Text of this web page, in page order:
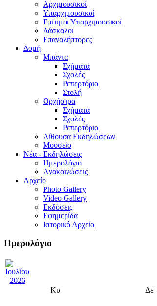
Aρχιμουσικοί
Υπαρχιμουσικοί
Επίτιμοι Υπαρχιμουσικοί
Δάσκαλοι
Επαναλήπτορες
Δομή
Μπάντα
Σχήματα
Σχολές
Ρεπερτόριο
Στολή
Ορχήστρα
Σχήματα
Σχολές
Ρεπερτόριο
Aίθουσα Εκδηλώσεων
Μουσείο
Νέα - Εκδηλώσεις
Ημερολόγιο
Aνακοινώσεις
Αρχείο
Photo Gallery
Video Gallery
Εκδόσεις
Εφημερίδα
Ιστορικό Αρχείο
Ημερολόγιο
Κυ Δε